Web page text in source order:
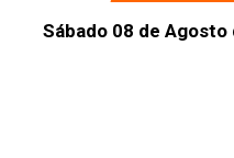
Sábado 08 de Agosto